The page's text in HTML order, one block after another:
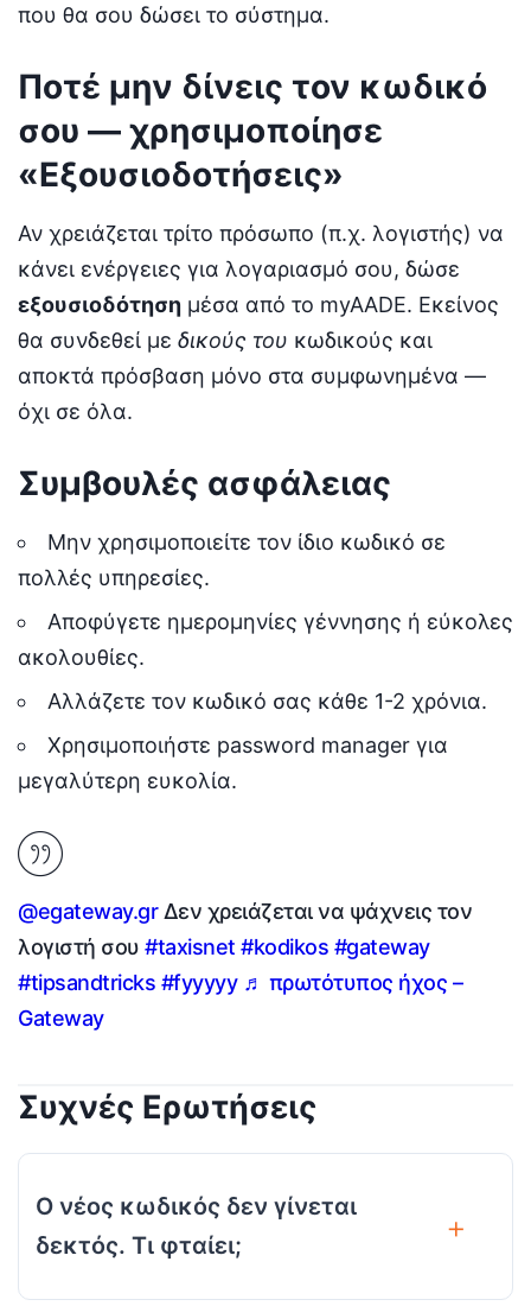
που θα σου δώσει το σύστημα.
Ποτέ μην δίνεις τον κωδικό
σου — χρησιμοποίησε
«Εξουσιοδοτήσεις»
Αν χρειάζεται τρίτο πρόσωπο (π.χ. λογιστής) να
κάνει ενέργειες για λογαριασμό σου, δώσε
εξουσιοδότηση μέσα από το myAADE. Εκείνος
θα συνδεθεί με δικούς του κωδικούς και
αποκτά πρόσβαση μόνο στα συμφωνημένα —
όχι σε όλα.
Συμβουλές ασφάλειας
Μην χρησιμοποιείτε τον ίδιο κωδικό σε
πολλές υπηρεσίες.
Αποφύγετε ημερομηνίες γέννησης ή εύκολες
ακολουθίες.
Αλλάζετε τον κωδικό σας κάθε 1-2 χρόνια.
Χρησιμοποιήστε password manager για
μεγαλύτερη ευκολία.
@egateway.grΔεν χρειάζεται να ψάχνεις τον
λογιστή σου #taxisnet #kodikos #gateway
#tipsandtricks #fyyyyy ♬ πρωτότυπος ήχος –
Gateway
Συχνές Ερωτήσεις
Ο νέος κωδικός δεν γίνεται
δεκτός. Τι φταίει;